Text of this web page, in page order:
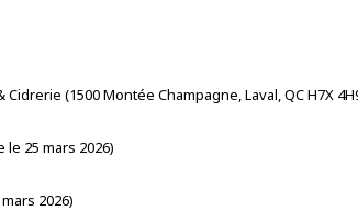
(1500 Montée Champagne, Laval, QC H7X
25 mars 2026)
2026)